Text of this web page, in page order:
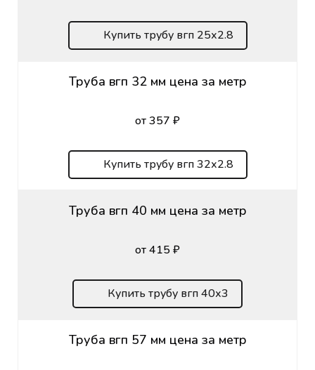
Купить трубу вгп 25х2.8
Труба вгп 32 мм цена за метр
от 357 ₽
Купить трубу вгп 32х2.8
Труба вгп 40 мм цена за метр
от 415 ₽
Купить трубу вгп 40х3
Труба вгп 57 мм цена за метр